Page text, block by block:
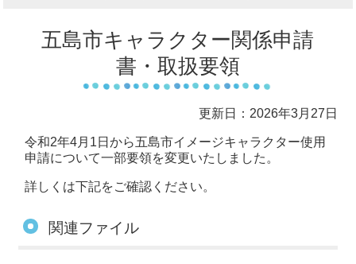
五島市キャラクター関係申請
書・取扱要領
更新日：2026年3月27日
令和2年4月1日から五島市イメージキャラクター使用
申請について一部要領を変更いたしました。
詳しくは下記をご確認ください。
関連ファイル